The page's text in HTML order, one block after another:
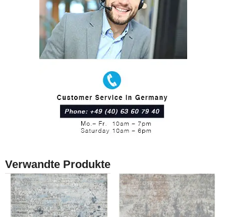
Verwandte Produkte